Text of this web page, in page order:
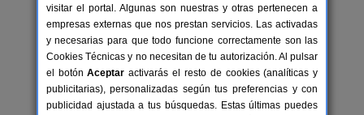
2-10+2 pers.
desde25 €
Casa Rural Casa Chino
Aibar (Navarra)
visitar el portal. Algunas son nuestras y otras pertenecen a
empresas externas que nos prestan servicios. Las activadas
y necesarias para que todo funcione correctamente son las
Cookies Técnicas y no necesitan de tu autorización. Al pulsar
el botónAceptar activarás el resto de cookies (analíticas y
publicitarias), personalizadas según tus preferencias y con
publicidad ajustada a tus búsquedas. Estas últimas puedes